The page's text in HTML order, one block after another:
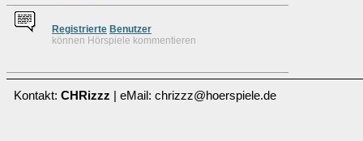
Registrierte Benutzer
können Hörspiele kommentieren
Kontakt: CHRizzz | eMail: chrizzz@hoerspiele.de